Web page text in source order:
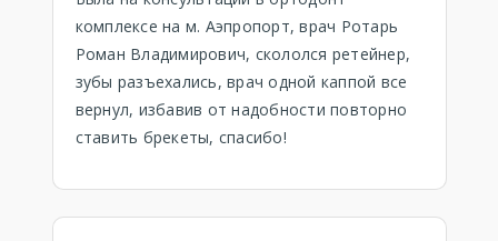
комплексе на м. Аэпропорт, врач Ротарь
Роман Владимирович, скололся ретейнер,
зубы разъехались, врач одной каппой все
вернул, избавив от надобности повторно
ставить брекеты, спасибо!